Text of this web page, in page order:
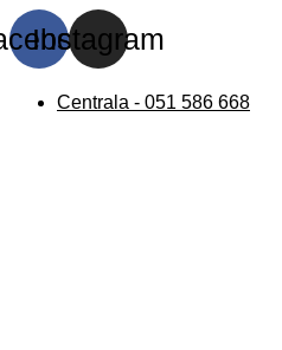
Instagram
Centrala - 051 586 668